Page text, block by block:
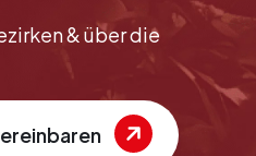
& über die